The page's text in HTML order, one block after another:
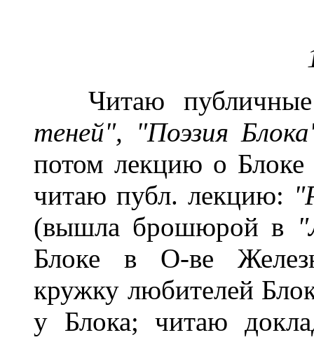
Читаю
теней", "Поэзия
потом лекцию о
читаю публ. лекцию:
(вышла брошюрой в
Блоке в О-ве
кружку любителей
у Блока; читаю